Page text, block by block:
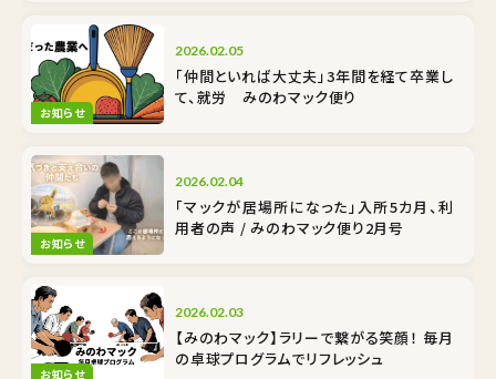
お知らせ
2026.02.05
「仲間といれば大丈夫」3年間を経て卒業し
て、就労 みのわマック便り
お知らせ
2026.02.04
「マックが居場所になった」入所5カ月、利
用者の声 / みのわマック便り2月号
お知らせ
2026.02.03
【みのわマック】ラリーで繋がる笑顔！ 毎月
の卓球プログラムでリフレッシュ